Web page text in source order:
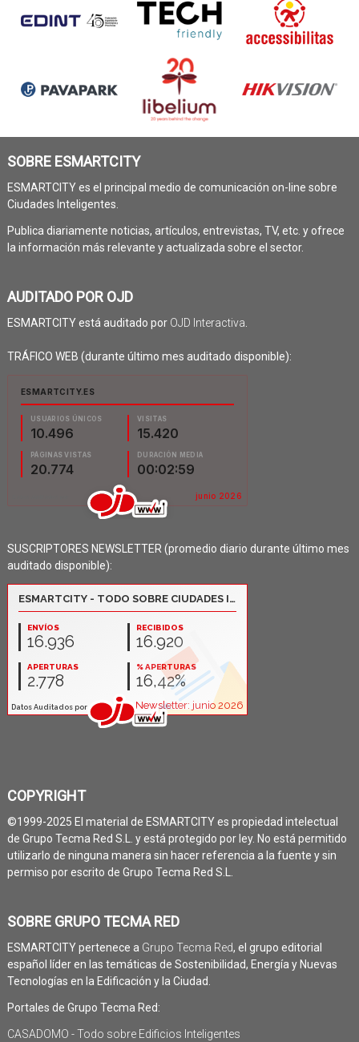
SOBRE ESMARTCITY
ESMARTCITY es el principal medio de comunicación on-line sobre
Ciudades Inteligentes.
Publica diariamente noticias, artículos, entrevistas, TV, etc. y ofrece
la información más relevante y actualizada sobre el sector.
AUDITADO POR OJD
ESMARTCITY está auditado por OJD Interactiva.
TRÁFICO WEB (durante último mes auditado disponible):
SUSCRIPTORES NEWSLETTER (promedio diario durante último mes
auditado disponible):
COPYRIGHT
©1999-2025 El material de ESMARTCITY es propiedad intelectual
de Grupo Tecma Red S.L. y está protegido por ley. No está permitido
utilizarlo de ninguna manera sin hacer referencia a la fuente y sin
permiso por escrito de Grupo Tecma Red S.L.
SOBRE GRUPO TECMA RED
ESMARTCITY pertenece a Grupo Tecma Red, el grupo editorial
español líder en las temáticas de Sostenibilidad, Energía y Nuevas
Tecnologías en la Edificación y la Ciudad.
Portales de Grupo Tecma Red:
CASADOMO - Todo sobre Edificios Inteligentes